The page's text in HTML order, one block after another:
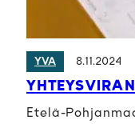
YVA 8.11.2024
Etelä-